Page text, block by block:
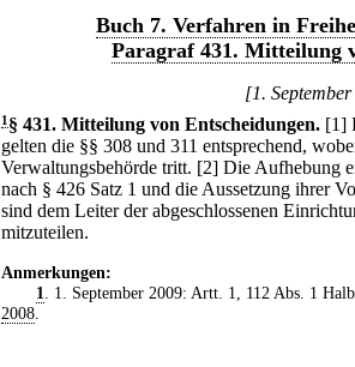
Buch 7. Verfahren in
Paragraf 431. Mitteilung
[1.
1 § 431. Mitteilung von Entscheidungen. [1]
gelten die §§ 308 und 311 entsprechend,
Verwaltungsbehörde tritt. [2] Die Aufhebung
nach § 426 Satz 1 und die Aussetzung ihrer
sind dem Leiter der abgeschlossenen
mitzuteilen.
Anmerkungen:
1
. 1. September 2009: Artt. 1, 112 Abs. 1
2008